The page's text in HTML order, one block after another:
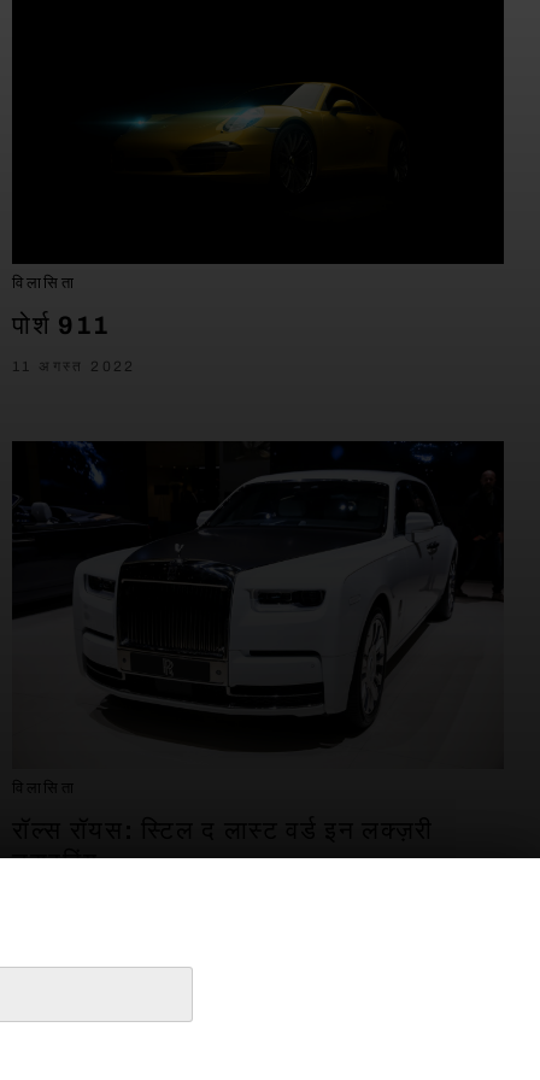
विलासिता
पोर्श 911
11 अगस्त 2022
विलासिता
ड्राइविंग